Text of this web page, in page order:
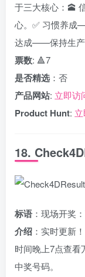
于三大核心：🕋
心。✅ 习惯养成
达成——保持生产
票数: 🔺7
是否精选 ：否
产品网站: 立即访
Product Hunt:
18.
标语 ：现场开奖
介绍 ：实时更新
时间晚上7点查看
中奖号码。